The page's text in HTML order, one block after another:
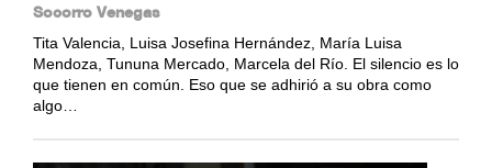
Socorro Venegas
Tita Valencia, Luisa Josefina Hernández, María Luisa
Mendoza, Tununa Mercado, Marcela del Río. El silencio es lo
que tienen en común. Eso que se adhirió a su obra como
algo…